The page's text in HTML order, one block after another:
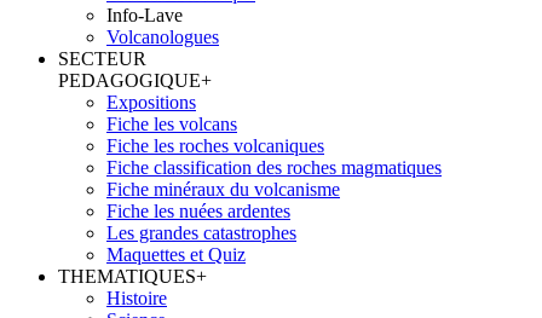
Info-Lave
Volcanologues
SECTEUR
PEDAGOGIQUE+
Expositions
Fiche les volcans
Fiche les roches volcaniques
Fiche classification des roches magmatiques
Fiche minéraux du volcanisme
Fiche les nuées ardentes
Les grandes catastrophes
Maquettes et Quiz
THEMATIQUES+
Histoire